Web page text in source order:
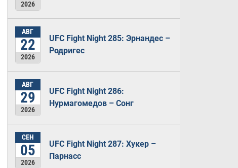
2026
АВГ
22
2026
UFC Fight Night 285: Эрнандес –
Родригес
АВГ
29
2026
UFC Fight Night 286:
Нурмагомедов – Сонг
СЕН
05
2026
UFC Fight Night 287: Хукер –
Парнасс